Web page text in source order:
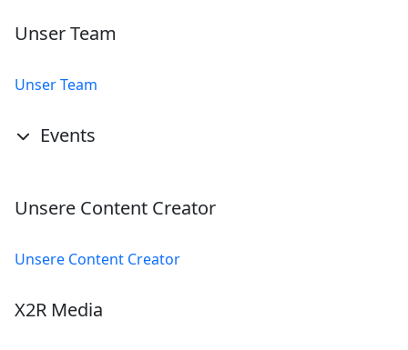
Unser Team
Unser Team
Events
Unsere Content Creator
Unsere Content Creator
X2R Media